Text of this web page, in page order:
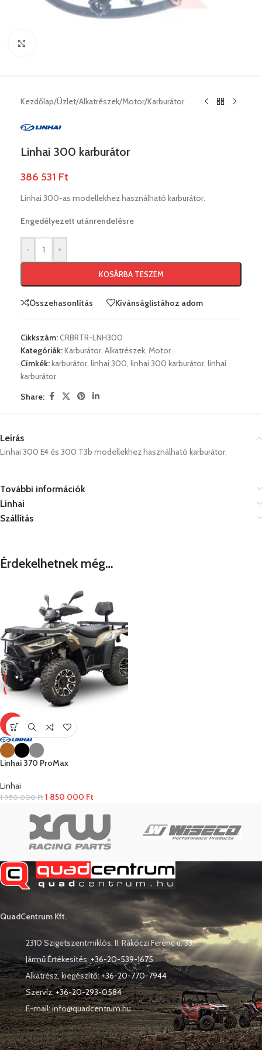
Kezdőlap/Üzlet/Alkatrészek/Motor/Karburátor
Linhai 300 karburátor
386 531 Ft
Linhai 300-as modellekhez használható karburátor.
Engedélyezett utánrendelésre
- +
KOSÁRBA TESZEM
Összehasonlítás Kívánságlistához adom
Cikkszám:CRBRTR-LNH300
Kategóriák:Karburátor, Alkatrészek, Motor
Címkék:karburátor, linhai 300, linhai 300 karburátor, linhai
karburátor
Share:
Leírás
Linhai 300 E4 és 300 T3b modellekhez használható karburátor.
További információk
Linhai
Szállítás
Érdekelhetnek még…
-5%
Linhai 370 ProMax
Linhai
1 950 000Ft 1 850 000 Ft
QuadCentrum Kft.
2310 Szigetszentmiklós, II. Rákóczi Ferenc u. 33.
Jármű Értékesítés: +36-20-539-1675
Alkatrész, kiegészítő:+36-20-770-7944
Szervíz:+36-20-293-0584
E-mail: info@quadcentrum.hu